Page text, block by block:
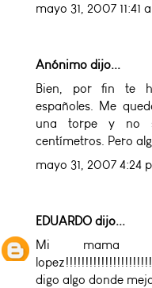
mayo 31, 2007 11:41
Anónimo dijo...
Bien, por fin te
españoles. Me
una torpe y no
centímetros. Pero
mayo 31, 2007 4:24
EDUARDO dijo...
Mi mama
digo algo donde